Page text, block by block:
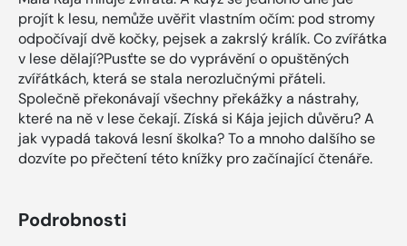
projít k lesu, nemůže uvěřit vlastním očím: pod stromy
odpočívají dvě kočky, pejsek a zakrslý králík. Co zvířátka
v lese dělají?Pusťte se do vyprávění o opuštěných
zvířátkách, která se stala nerozlučnými přáteli.
Společně překonávají všechny překážky a nástrahy,
které na ně v lese čekají. Získá si Kája jejich důvěru? A
jak vypadá taková lesní školka? To a mnoho dalšího se
dozvíte po přečtení této knížky pro začínající čtenáře.
Podrobnosti